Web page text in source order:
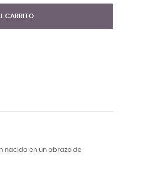
CARRITO
nacida en un abrazo de